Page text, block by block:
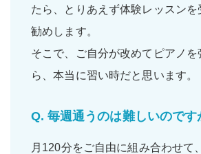
たら、とりあえず体験レッスンを
勧めします。
そこで、ご自分が改めてピアノを
ら、本当に習い時だと思います。
Q. 毎週通うのは難しいのです
月120分をご自由に組み合わせて